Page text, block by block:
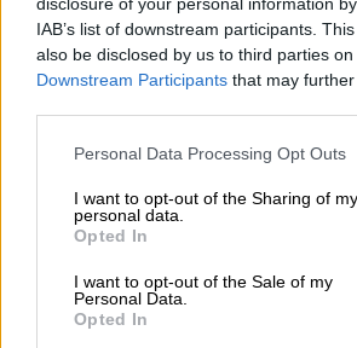
IAB’s list of downstream participants.
also be disclosed by us to third parties on
Downstream Participants that may
Please note that this website/app uses
not limited to your visit or usage
grant or deny consent to Google and its
use your data for below specified
consent section.
Personal Data Processing Opt Outs
I want to opt-out of the Sharing of my
personal data.
Opted In
I want to opt-out of the Sale of my
Personal Data.
Opted In
μαζί σας. Το κινητό μπορεί να
να σας μηδενίσουν το γραπτό
χάσετε τις εξετάσεις.
γνώσεις σας. Γράψτε ότι
προσπαθήσετε να
γιατί και αυτό απαγορεύεται.
4. Για σκονάκια και άλλα
ούτε λόγος. Εάν ο επιτηρητής